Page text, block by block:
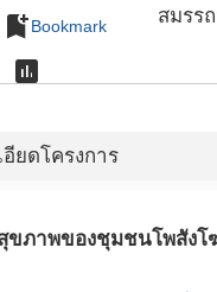
สมรร
bookmark_add Bookmark
assessment
อียดโครงการ
สุขภาพของชุมชนโพสังโ